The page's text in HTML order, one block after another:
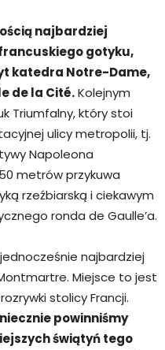
najbardziej
gotyku,
katedra Notre-Dame,
de la Cité.Kolejnym
Triumfalny, który stoi
ulicy metropolii, tj.
Napoleona
metrów przykuwa
rzeźbiarską i ciekawym
ronda de Gaulle’a.
najbardziej
Miejsce to jest
stolicy Francji.
powinniśmy
świątyń tego